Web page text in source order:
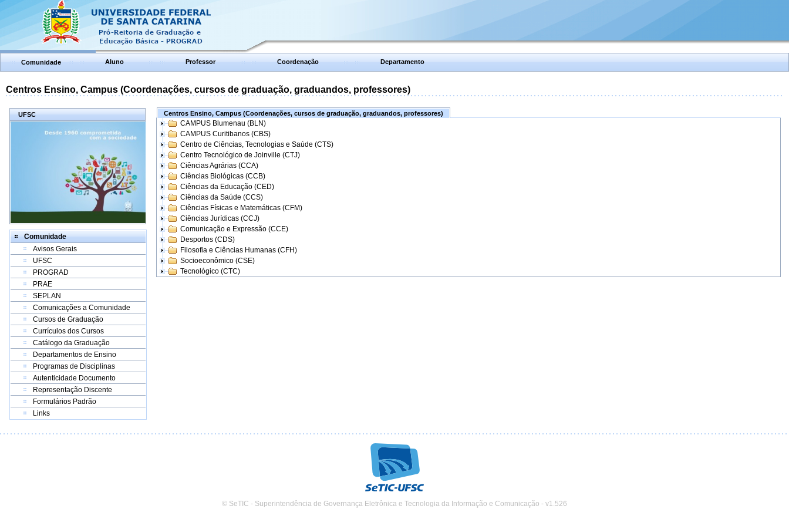
Comunidade Aluno Professor Coordenação Departamento
Centros Ensino, Campus (Coordenações, cursos de graduação, graduandos, professores)
UFSC
Comunidade
Avisos Gerais
UFSC
PROGRAD
PRAE
SEPLAN
Comunicações a Comunidade
Cursos de Graduação
Currículos dos Cursos
Catálogo da Graduação
Departamentos de Ensino
Programas de Disciplinas
Autenticidade Documento
Representação Discente
Formulários Padrão
Links
Centros Ensino, Campus (Coordenações, cursos de graduação, graduandos, professores)
CAMPUS Blumenau (BLN)
CAMPUS Curitibanos (CBS)
Centro de Ciências, Tecnologias e Saúde (CTS)
Centro Tecnológico de Joinville (CTJ)
Ciências Agrárias (CCA)
Ciências Biológicas (CCB)
Ciências da Educação (CED)
Ciências da Saúde (CCS)
Ciências Físicas e Matemáticas (CFM)
Ciências Jurídicas (CCJ)
Comunicação e Expressão (CCE)
Desportos (CDS)
Filosofia e Ciências Humanas (CFH)
Socioeconômico (CSE)
Tecnológico (CTC)
© SeTIC - Superintendência de Governança Eletrônica e Tecnologia da Informação e Comunicação - v1.526